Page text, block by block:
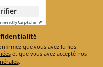
Captcha ⇗
En sélectionnant Continuer, vous confirmez que vous avez lu nos
et que vous avez accepté nos
.